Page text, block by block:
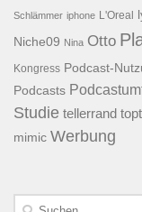
Schlämmer iphone L'Oreal
Niche09 Nina Otto
Kongress Podcast-
Podcasts
Studie tellerrand
mimic Werbung
Suchen